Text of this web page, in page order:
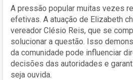
A pressão popular muitas vezes
efetivas. A atuação de Elizabeth
vereador Clésio Reis, que se
solucionar a questão. Isso
da comunidade pode influenciar
decisões das autoridades e
seja ouvida.